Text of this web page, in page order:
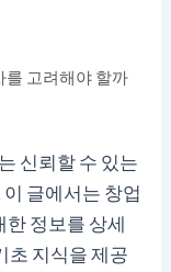
를 고려해야 할까
신뢰할 수 있는
글에서는 창업
정보를 상세
초 지식을 제공